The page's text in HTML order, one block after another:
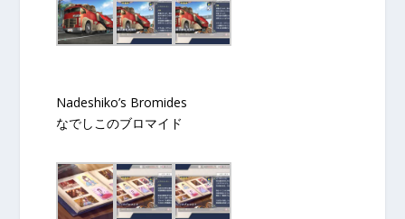
Nadeshiko’s Bromides
なでしこのブロマイド